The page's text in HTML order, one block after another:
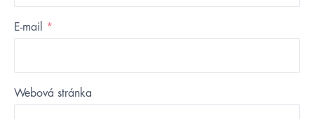
E-mail *
Webová stránka